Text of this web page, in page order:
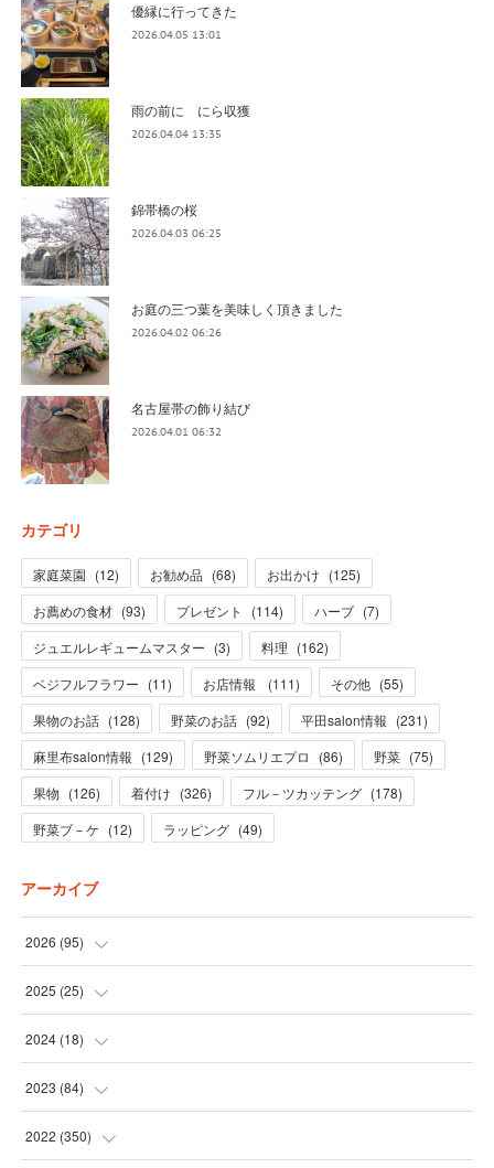
優縁に行ってきた
2026.04.05 13:01
雨の前に にら収獲
2026.04.04 13:35
錦帯橋の桜
2026.04.03 06:25
お庭の三つ葉を美味しく頂きました
2026.04.02 06:26
名古屋帯の飾り結び
2026.04.01 06:32
カテゴリ
家庭菜園 (12) お勧め品 (68) お出かけ (125)
お薦めの食材 (93) プレゼント (114) ハーブ (7)
ジュエルレギュームマスター (3) 料理 (162)
ベジフルフラワー (11) お店情報 (111) その他 (55)
果物のお話 (128) 野菜のお話 (92) 平田salon情報 (231)
麻里布salon情報 (129) 野菜ソムリエプロ (86) 野菜 (75)
果物 (126) 着付け (326) フル－ツカッテング (178)
野菜ブ－ケ (12) ラッピング (49)
アーカイブ
2026 (95)
(5
(31 )
(28
(31
2025 (25)
(3
(19 )
(1)
2024(18)
(1
(12
2023 (84)
(1)
2022 (350)